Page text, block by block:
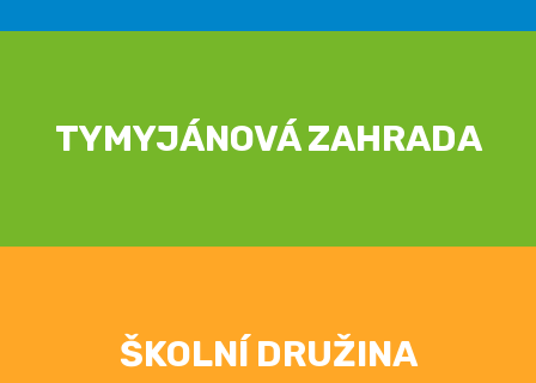
TYMYJÁNOVÁ ZAHRADA
ŠKOLNÍ DRUŽINA